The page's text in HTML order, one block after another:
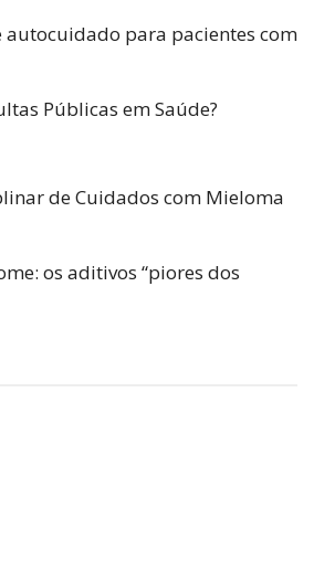
autocuidado para pacientes com
Públicas em Saúde?
de Cuidados com Mieloma
os aditivos “piores dos